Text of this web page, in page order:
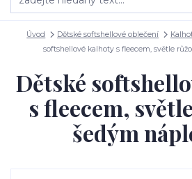
Úvod Dětské softshellové oblečení
softshellové kalhoty s fleecem, světle
Dětské
s fleecem,
šedým